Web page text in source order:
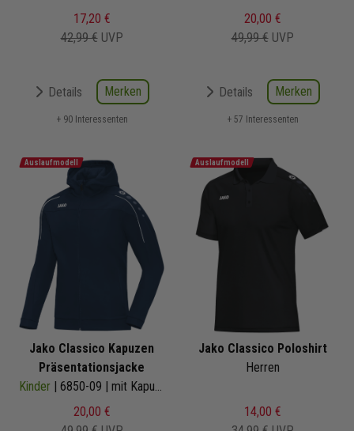
17,20 €
42,99 € UVP
Details Merken
+ 90 Interessenten
20,00 €
49,99 € UVP
Details Merken
+ 57 Interessenten
Auslaufmodell
Jako Classico Kapuzen
Präsentationsjacke
Kinder | 6850-09 | mit Kapuze
20,00 €
Auslaufmodell
Jako Classico Poloshirt
Herren
14,00 €